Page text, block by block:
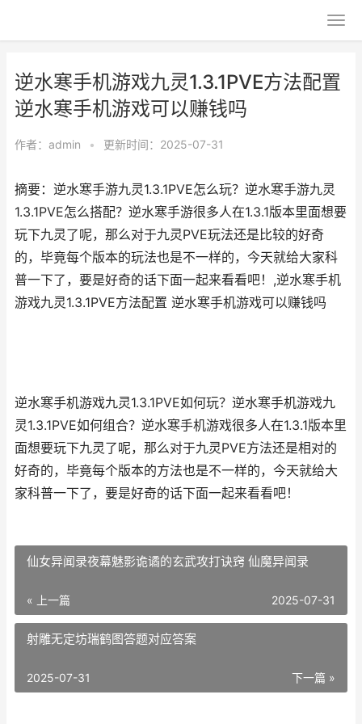
逆水寒手机游戏九灵1.3.1PVE方法配置
逆水寒手机游戏可以赚钱吗
作者： admin • 更新时间：2025-07-31
摘要：逆水寒手游九灵1.3.1PVE怎么玩？逆水寒手游九灵
1.3.1PVE怎么搭配？逆水寒手游很多人在1.3.1版本里面想要
玩下九灵了呢，那么对于九灵PVE玩法还是比较的好奇
的，毕竟每个版本的玩法也是不一样的，今天就给大家科
普一下了，要是好奇的话下面一起来看看吧！,逆水寒手机
游戏九灵1.3.1PVE方法配置 逆水寒手机游戏可以赚钱吗
逆水寒手机游戏九灵1.3.1PVE如何玩？逆水寒手机游戏九
灵1.3.1PVE如何组合？逆水寒手机游戏很多人在1.3.1版本里
面想要玩下九灵了呢，那么对于九灵PVE方法还是相对的
好奇的，毕竟每个版本的方法也是不一样的，今天就给大
家科普一下了，要是好奇的话下面一起来看看吧！
仙女异闻录夜幕魅影诡谲的玄武攻打诀窍 仙魔异闻录
« 上一篇 2025-07-31
射雕无定坊瑞鹤图答题对应答案
下一篇 »
2025-07-31